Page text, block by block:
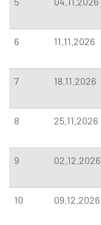
6 11.11.2026
7 18.11.2026
8 25.11.2026
9 02.12.2026
10 09.12.2026